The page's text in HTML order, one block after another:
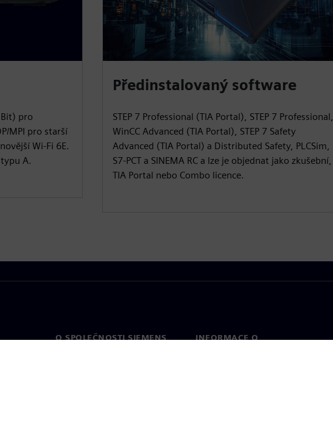
pro
MPI pro starší
Wi-Fi 6E.
A.
Předinstalovaný software
STEP 7 Professional (TIA Portal), STEP 7 Professional,
WinCC Advanced (TIA Portal), STEP 7 Safety
Advanced (TIA Portal) a Distributed Safety, PLCSim,
S7-PCT a SINEMA RC a lze je objednat jako zkušební,
TIA Portal nebo Combo licence.
O SPOLEČNOSTI SIEMENS
INFORMACE O